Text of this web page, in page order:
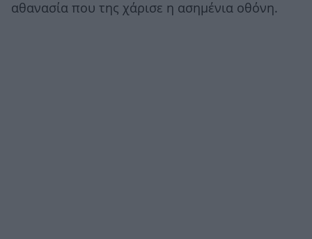
αθανασία που της χάρισε η ασημένια οθόνη.